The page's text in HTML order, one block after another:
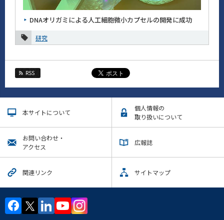
DNAオリガミによる人工細胞微小カプセルの開発に成功
研究
RSS
本サイトについて
個人情報の
取り扱いについて
お問い合わせ・
アクセス
広報誌
関連リンク サイトマップ
News
News 一覧
カテゴリ別
月別
2026年
2025年
2024年
2023年
2022年
2021年
2019年